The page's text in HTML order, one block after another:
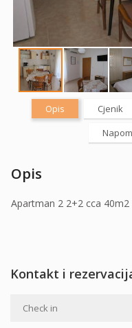
Opis Cjenik
Opis
Apartman 2 2+2 cca 40m2
Kontakt i